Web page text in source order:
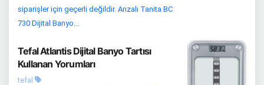
siparişler için geçerli değildir. Arızalı Tanita BC
730 Dijital Banyo...
Tefal Atlantis Dijital Banyo Tartısı
Kullanan Yorumları
tefal